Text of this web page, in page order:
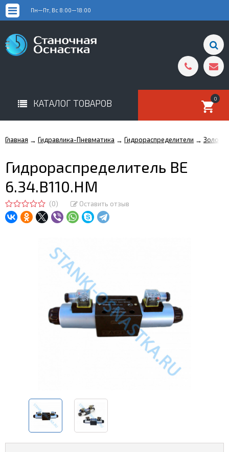
Пн—Пт, Вс 8:00—18:00
КАТАЛОГ ТОВАРОВ 0
Главная → Гидравлика-Пневматика → Гидрораспределители →
Гидрораспределитель ВЕ
6.34.В110.НМ
(0) Оставить отзыв